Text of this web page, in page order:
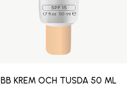
BB KREM OCH TUSDA 50 ML